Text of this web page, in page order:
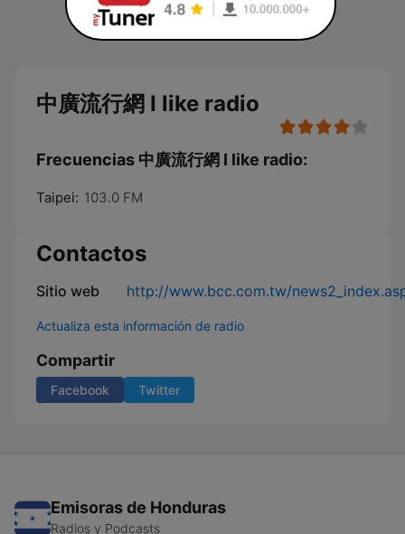
中廣流行網 I like radio
Frecuencias 中廣流行網 I like radio:
Taipei: 103.0 FM
Contactos
Sitio web http://www.bcc.com.tw/
Actualiza esta información de radio
Compartir
Facebook Twitter
Emisoras de Honduras
Radios y Podcasts